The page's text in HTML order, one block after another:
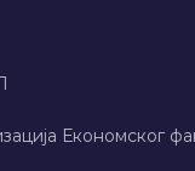
Економског